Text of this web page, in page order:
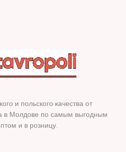
и польского качества от
в Молдове по самым выгодным
и в розницу.